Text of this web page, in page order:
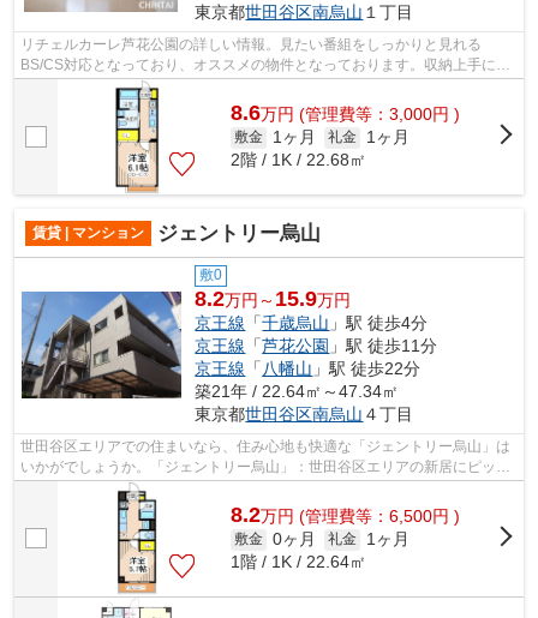
東京都世田谷区南烏山 １丁目
リチェルカーレ芦花公園の詳しい情報。見たい番組をしっかりと見れる
BS/CS対応となっており、オススメの物件となっております。収納上手にな
るには収納が豊富な物件へ住み替える事が第...
8.6万円 (管理費等：3,000円 )
敷金 1ヶ月 礼金
1ヶ月
2階 / 1K / 22.68㎡
賃貸 | マンション ジェントリー烏山
敷0
8.2万円～ 15.9万円
京王線 「千歳烏山 」駅 徒歩4分
京王線 「芦花公園 」駅 徒歩11分
京王線 「八幡山 」駅 徒歩22分
築21年 / 22.64㎡～47.34㎡
東京都世田谷区南烏山 ４丁目
世田谷区エリアでの住まいなら、住み心地も快適な「ジェントリー烏山」は
いかがでしょうか。「ジェントリー烏山」：世田谷区エリアの新居にピッタ
リ。光ファイバーの高速な通信ならネ...
8.2万円 (管理費等：6,500円 )
敷金 0ヶ月 礼金
1ヶ月
1階 / 1K / 22.64㎡